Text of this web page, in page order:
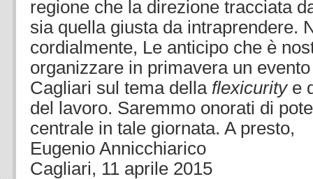
regione che la direzione tracciata
sia quella giusta da intraprendere.
cordialmente, Le anticipo che è
organizzare in primavera un
Cagliari sul tema della flexicuritye
del lavoro. Saremmo onorati di
centrale in tale giornata. A presto,
Eugenio Annicchiarico
Cagliari, 11 aprile 2015